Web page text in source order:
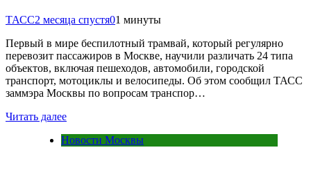
ТАСС2 месяца спустя01 минуты
Первый в мире беспилотный трамвай, который регулярно
перевозит пассажиров в Москве, научили различать 24 типа
объектов, включая пешеходов, автомобили, городской
транспорт, мотоциклы и велосипеды. Об этом сообщил ТАСС
заммэра Москвы по вопросам транспор…
Читать далее
Новости Москвы